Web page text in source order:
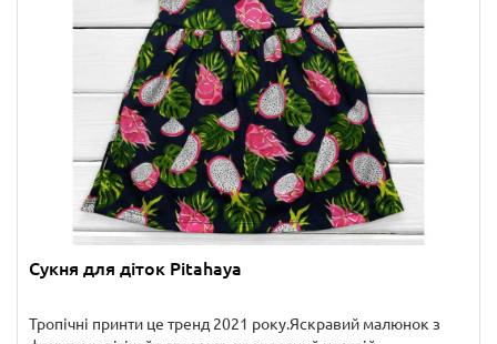
Сукня для діток Pitahaya
Тропічні принти це тренд 2021 року.Яскравий малюнок з